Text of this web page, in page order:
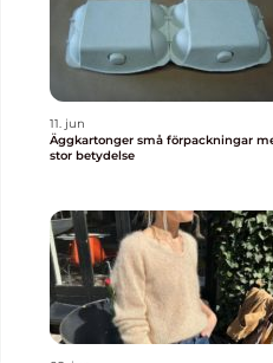
11. jun
Äggkartonger små förpackningar med
stor betydelse